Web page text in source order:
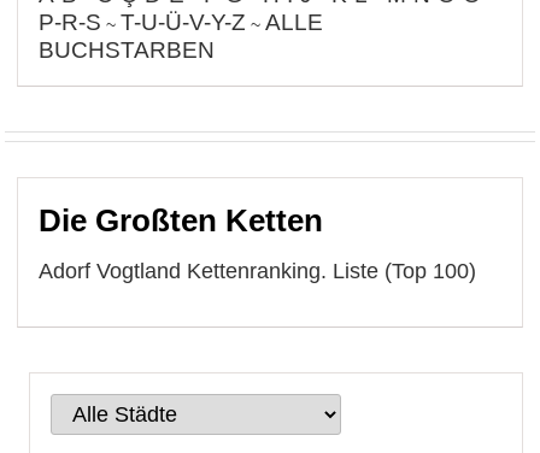
P-R-S ~ T-U-Ü-V-Y-Z ~ALLE
BUCHSTARBEN
Die Großten Ketten
Adorf Vogtland Kettenranking. Liste (Top 100)